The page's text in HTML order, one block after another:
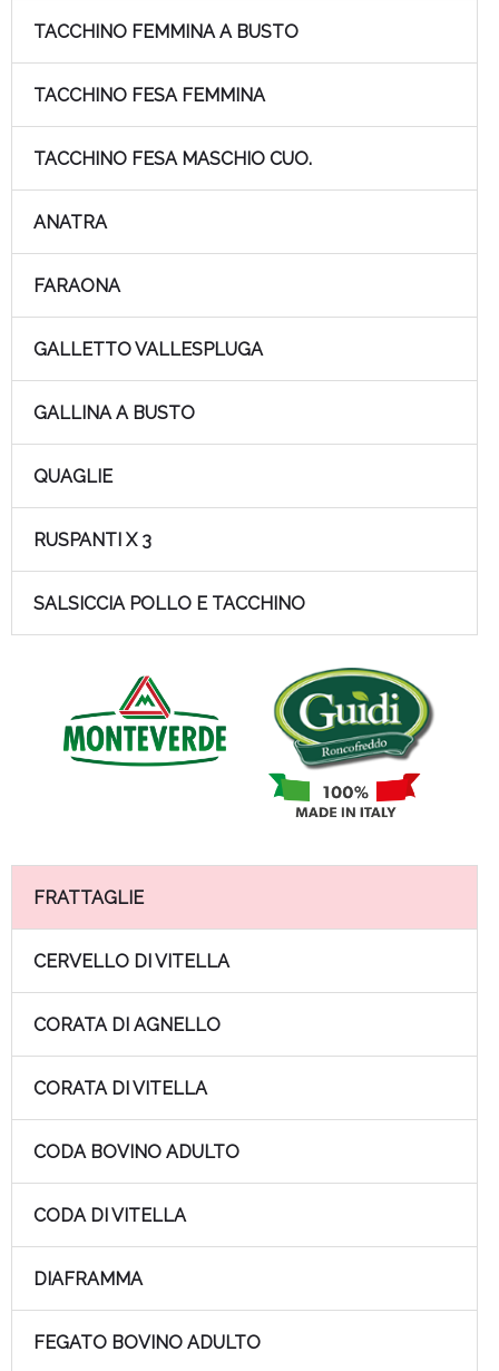
TACCHINO FEMMINA A BUSTO
TACCHINO FESA FEMMINA
TACCHINO FESA MASCHIO CUO.
ANATRA
FARAONA
GALLETTO VALLESPLUGA
GALLINA A BUSTO
QUAGLIE
RUSPANTI X 3
SALSICCIA POLLO E TACCHINO
FRATTAGLIE
CERVELLO DI VITELLA
CORATA DI AGNELLO
CORATA DI VITELLA
CODA BOVINO ADULTO
CODA DI VITELLA
DIAFRAMMA
FEGATO BOVINO ADULTO